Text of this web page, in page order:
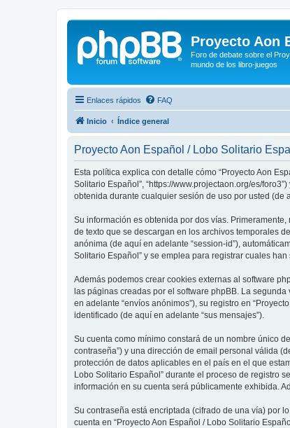
Proyecto Aon
Foro de debate sobre el
mundo de los libro-juegos
Enlaces rápidos FAQ
Inicio Índice general
Proyecto Aon Español / Lobo Solitario
Esta política explica con detalle cómo “Proyecto Aon
Solitario Español”, “https://www.projectaon.org/es/
obtenida durante cualquier sesión de uso por usted (de
Su información es obtenida por dos vías.
de texto que se descargan en los archivos temporales
anónima (de aquí en adelante “session-id”),
Solitario Español” y se emplea para registrar cuales
Además podemos crear cookies externas al software
las páginas creadas por el software phpBB. La
en adelante “envíos anónimos”), su registro en
identificado (de aquí en adelante “sus mensajes”).
Su cuenta como mínimo constará de un nombre único
contraseña”) y una dirección de email personal válida
protección de datos aplicables en el país en el que
Lobo Solitario Español” durante el proceso de registro
información en su cuenta será públicamente exhibida.
Su contraseña está encriptada (cifrado de una vía) por
cuenta en “Proyecto Aon Español / Lobo Solitario